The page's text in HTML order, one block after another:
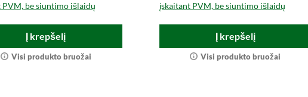
PVM, be siuntimo išlaidų
Į krepšelį
Visi produkto bruožai
įskaitant PVM, be siuntimo išlaidų
Į krepšelį
Visi produkto bruožai